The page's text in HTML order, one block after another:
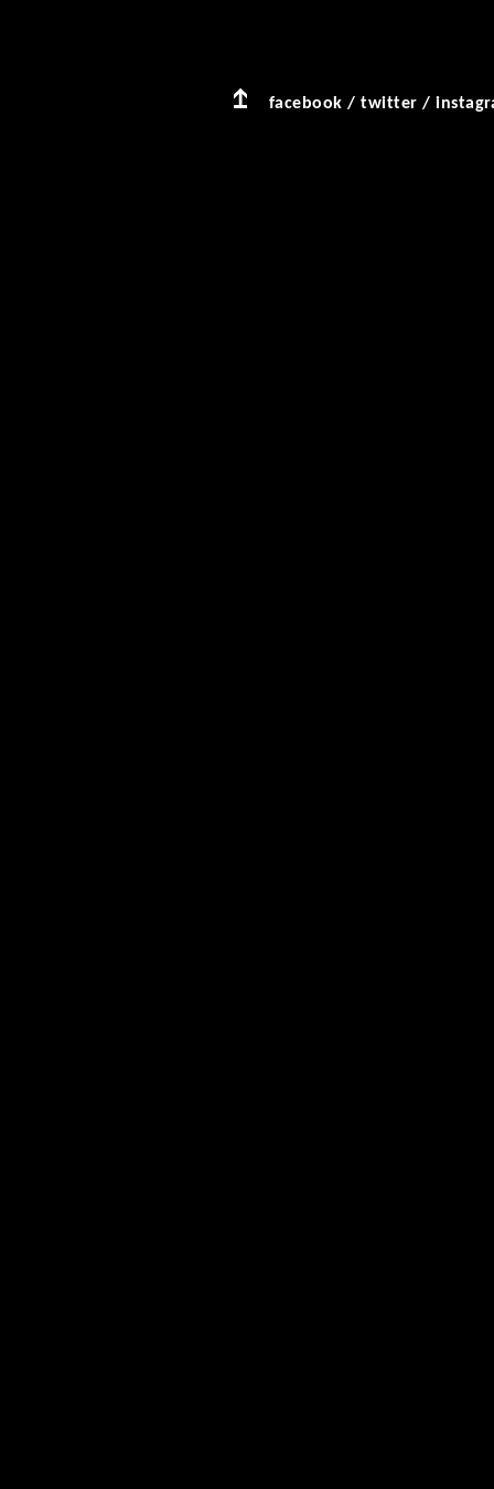
facebook /twitter /